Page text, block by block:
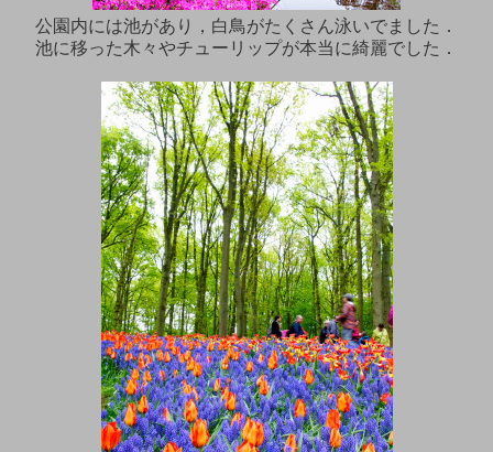
公園内には池があり，白鳥がたくさん泳いでました．
池に移った木々やチューリップが本当に綺麗でした．